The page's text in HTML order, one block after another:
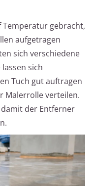
gebracht,
aufgetragen
sich verschiedene
sich
Tuch gut auftragen
Malerrolle verteilen.
der Entferner